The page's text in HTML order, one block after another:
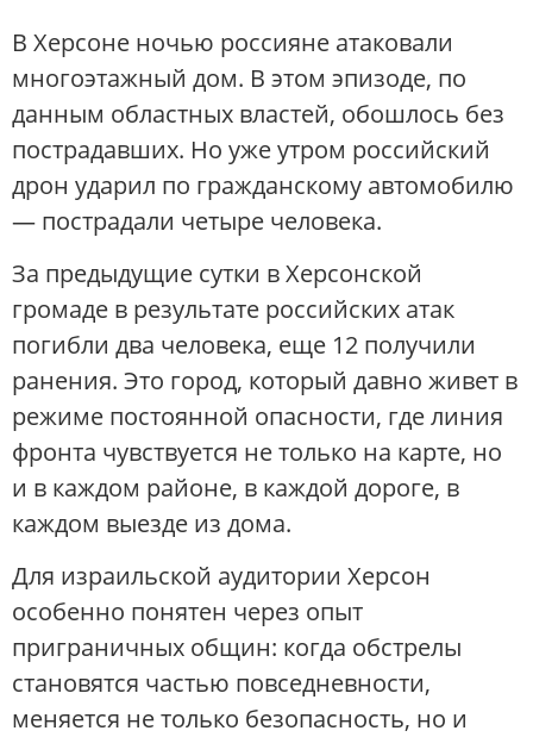
В Херсоне ночью россияне атаковали
многоэтажный дом. В этом эпизоде, по
данным областных властей, обошлось без
пострадавших. Но уже утром российский
дрон ударил по гражданскому автомобилю
— пострадали четыре человека.
За предыдущие сутки в Херсонской
громаде в результате российских атак
погибли два человека, еще 12 получили
ранения. Это город, который давно живет в
режиме постоянной опасности, где линия
фронта чувствуется не только на карте, но
и в каждом районе, в каждой дороге, в
каждом выезде из дома.
Для израильской аудитории Херсон
особенно понятен через опыт
приграничных общин: когда обстрелы
становятся частью повседневности,
меняется не только безопасность, но и